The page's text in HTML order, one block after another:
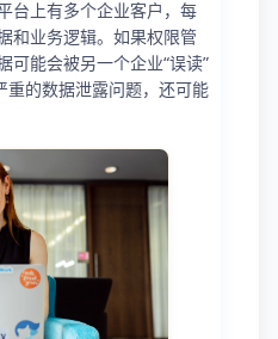
台上有多个企业客户，每
和业务逻辑。如果权限管
可能会被另一个企业“误读”
重的数据泄露问题，还可能